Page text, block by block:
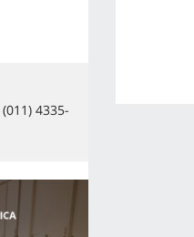
4335-